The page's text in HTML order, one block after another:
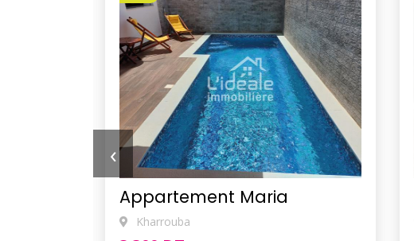
Appartement Maria
Kharrouba
‹